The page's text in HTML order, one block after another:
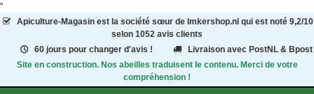
"
Apiculture-Magasinest la société sœur de Imkershop.nl qui est noté 9,2/10
selon 1052 avis clients
60 jours pour changer d'avis !
Livraison avec PostNL & Bpost
Site en construction. Nos abeilles traduisent le contenu. Merci de votre
compréhension !